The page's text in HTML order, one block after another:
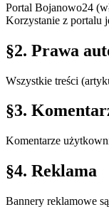
Portal Bojanowo24
Korzystanie z portalu
§2. Prawa
Wszystkie treści
§3.
Komentarze
§4. Reklama
Bannery reklamowe